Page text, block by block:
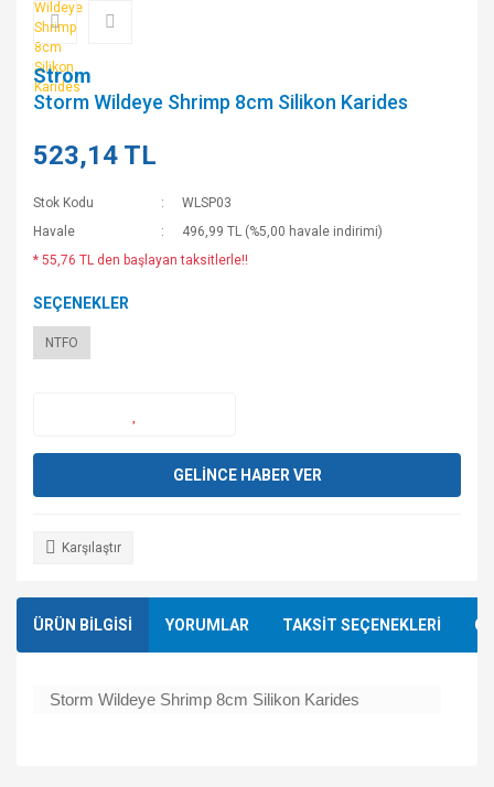
Strom
Storm Wildeye Shrimp 8cm Silikon Karides
523,14 TL
Stok Kodu
WLSP03
Havale
496,99 TL (%5,00 havale indirimi)
* 55,76 TL den başlayan taksitlerle!!
SEÇENEKLER
NTFO
GELİNCE HABER VER
Karşılaştır
ÜRÜN BİLGİSİ YORUMLAR TAKSİT SEÇENEKLERİ
Storm Wildeye Shrimp 8cm Silikon Karides